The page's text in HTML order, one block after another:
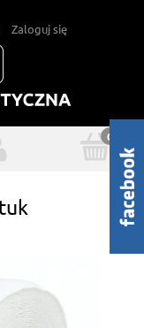
Zaloguj się